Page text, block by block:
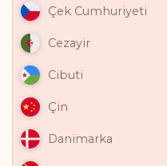
Çek Cumhuriyeti
Cezayir
Cibuti
Çin
Danimarka